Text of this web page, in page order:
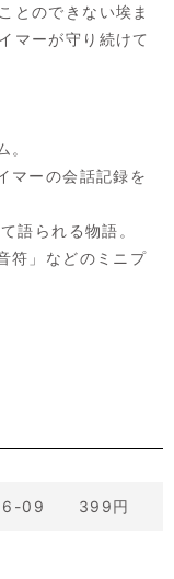
とのできない埃ま
マーが守り続けて
。
マーの会話記録を
語られる物語。
符」などのミニプ
09 399円